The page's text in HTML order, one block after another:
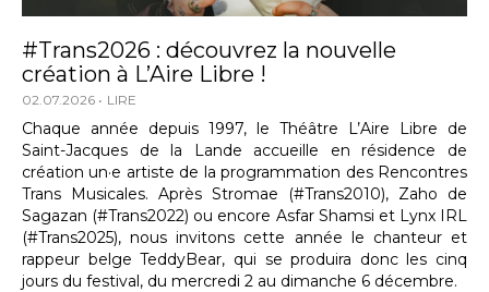
#Trans2026 : découvrez la nouvelle
création à L’Aire Libre !
02.07.2026 LIRE
Chaque année depuis 1997, le Théâtre L’Aire Libre de
Saint-Jacques de la Lande accueille en résidence de
création un·e artiste de la programmation des Rencontres
Trans Musicales. Après Stromae (#Trans2010), Zaho de
Sagazan (#Trans2022) ou encore Asfar Shamsi et Lynx IRL
(#Trans2025), nous invitons cette année le chanteur et
rappeur belge TeddyBear, qui se produira donc les cinq
jours du festival, du mercredi 2 au dimanche 6 décembre.